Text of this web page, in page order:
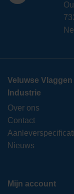
Veluwse Vlaggen
Industrie
Over ons
Contact
Nieuws
Mijn account